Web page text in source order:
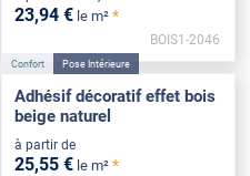
23,94 € le m² *
BOIS1-2046
Confort Pose Intérieure
Adhésif décoratif effet bois
beige naturel
à partir de
25,55 € le m² *